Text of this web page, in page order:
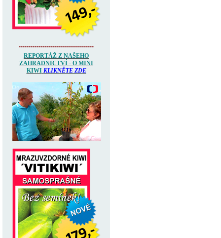
--------------------------------------
REPORTÁŽ Z NAŠEHO
ZAHRADNICTVÍ - O MINI
KIWI KLIKNĚTE ZDE